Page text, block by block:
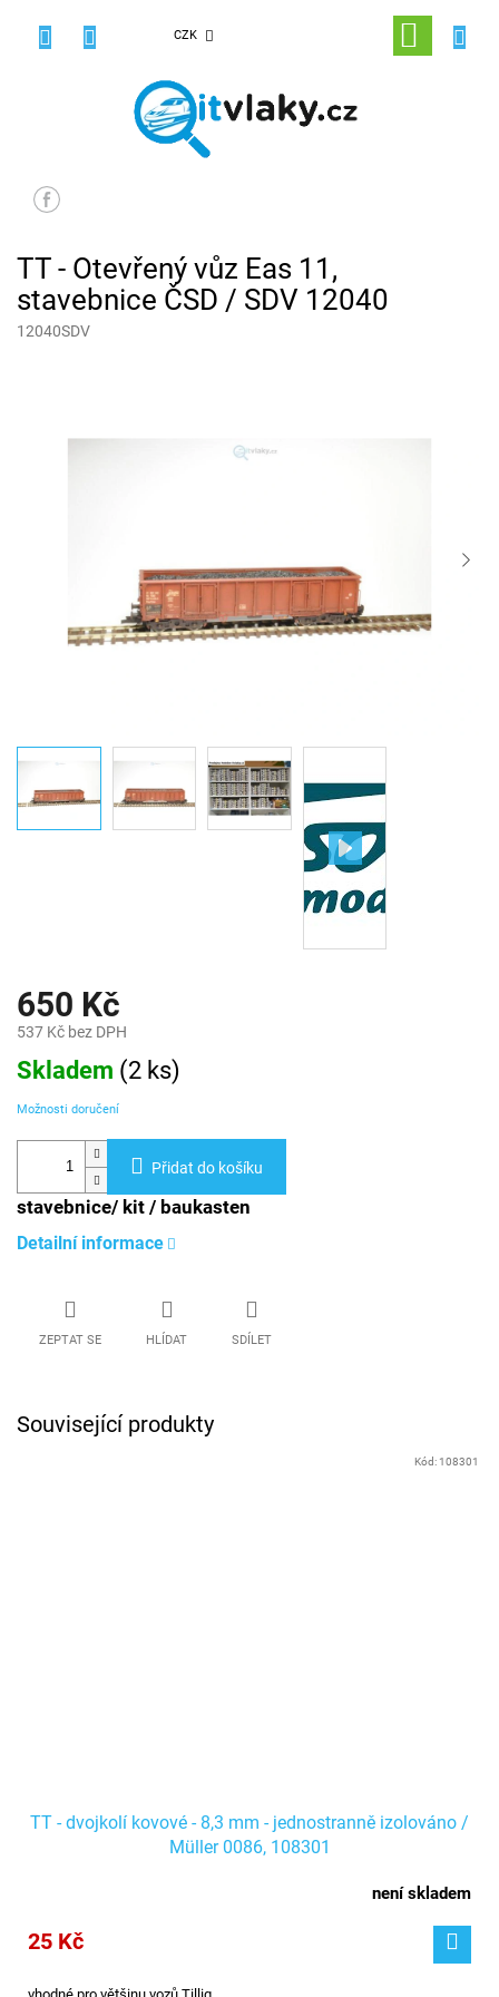
CZK
NÁKUPNÍ
KOŠÍK
TT - Otevřený vůz Eas 11,
stavebnice ČSD / SDV 12040
12040SDV
650 Kč
537 Kč bez DPH
Měrná
cena:
Skladem (2 ks)
Možnosti doručení
Přidat do košíku
stavebnice/ kit / baukasten
Detailní informace
ZEPTAT SE HLÍDAT SDÍLET
Související produkty
TT - dvojkolí kovové - 8,3 mm - jednostranně izolováno /
Müller 0086, 108301
není skladem
25 Kč
Kód: 108301